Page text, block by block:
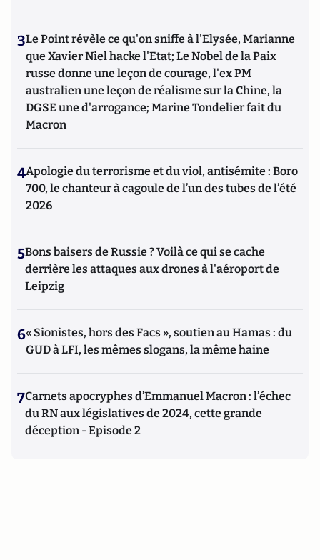
3Le Point révèle ce qu'on sniffe à l'Elysée, Marianne
que Xavier Niel hacke l'Etat; Le Nobel de la Paix
russe donne une leçon de courage, l'ex PM
australien une leçon de réalisme sur la Chine, la
DGSE une d'arrogance; Marine Tondelier fait du
Macron
4Apologie du terrorisme et du viol, antisémite : Boro
700, le chanteur à cagoule de l’un des tubes de l’été
2026
5Bons baisers de Russie ? Voilà ce qui se cache
derrière les attaques aux drones à l'aéroport de
Leipzig
6« Sionistes, hors des Facs », soutien au Hamas : du
GUD à LFI, les mêmes slogans, la même haine
7Carnets apocryphes d’Emmanuel Macron : l’échec
du RN aux législatives de 2024, cette grande
déception - Episode 2